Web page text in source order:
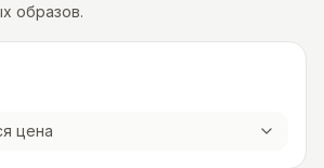
образов.
цена